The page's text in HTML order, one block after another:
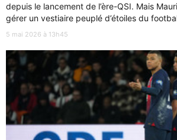
depuis le lancement de l’ère-QSI. Mais
gérer un vestiaire peuplé d’étoiles du
5 mai 2026 à 13h45